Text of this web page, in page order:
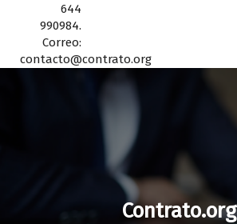
644
990984.
Correo:
contacto@contrato.org
Contrato.org